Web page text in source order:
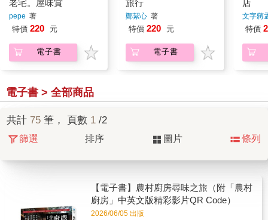
老宅。屋味賞
pepe 著
特價 220 元
電子書
旅行
鄭絜心 著
特價 220 元
電子書
店
文字蔣
麗著
特價
電子書 > 全部商品
共計 75 筆， 頁數 1 /2
篩選 排序 圖片 條列
【電子書】農村廚房尋味之旅（附「農村
廚房」中英文版精彩影片QR Code）
2026/06/05 出版